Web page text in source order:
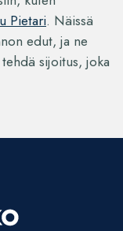
Pietari. Näissä
edut, ja ne
sijoitus, joka